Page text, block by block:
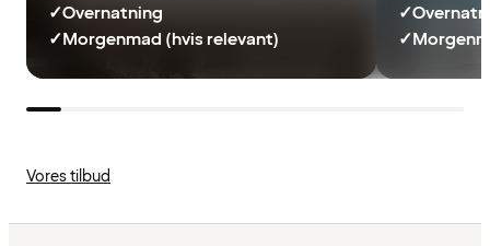
✓Overnatning
✓Morgenmad (hvis relevant)
✓
✓
Vores tilbud